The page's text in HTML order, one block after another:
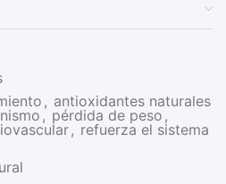
, antioxidantes naturales
, pérdida de peso ,
, refuerza el sistema